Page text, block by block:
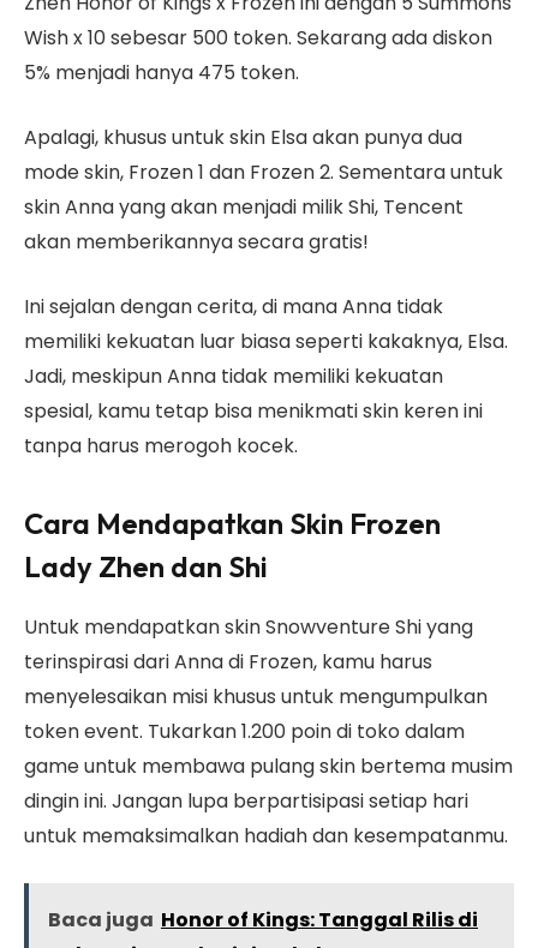
Wish x 10 sebesar 500 token. Sekarang ada diskon
5% menjadi hanya 475 token.
Apalagi, khusus untuk skin Elsa akan punya dua
mode skin, Frozen 1 dan Frozen 2. Sementara untuk
skin Anna yang akan menjadi milik Shi, Tencent
akan memberikannya secara gratis!
Ini sejalan dengan cerita, di mana Anna tidak
memiliki kekuatan luar biasa seperti kakaknya, Elsa.
Jadi, meskipun Anna tidak memiliki kekuatan
spesial, kamu tetap bisa menikmati skin keren ini
tanpa harus merogoh kocek.
Cara Mendapatkan Skin Frozen
Lady Zhen dan Shi
Untuk mendapatkan skin Snowventure Shi yang
terinspirasi dari Anna di Frozen, kamu harus
menyelesaikan misi khusus untuk mengumpulkan
token event. Tukarkan 1.200 poin di toko dalam
game untuk membawa pulang skin bertema musim
dingin ini. Jangan lupa berpartisipasi setiap hari
untuk memaksimalkan hadiah dan kesempatanmu.
Baca juga Honor of Kings: Tanggal Rilis di